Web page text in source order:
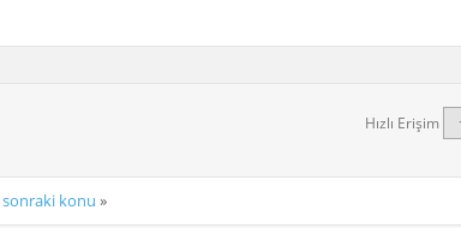
Hızlı Erişim
sonraki konu »